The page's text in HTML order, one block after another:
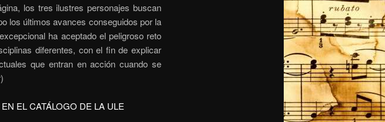
los tres ilustres personajes buscan
los últimos avances conseguidos por la
ha aceptado el peligroso reto
diferentes, con el fin de explicar
que entran en acción cuando se
EL CATÁLOGO DE LA ULE